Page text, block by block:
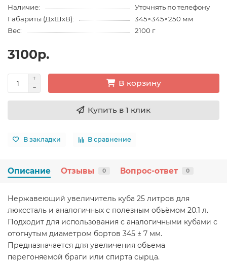
Наличие:
Уточнять по телефону
Габариты (ДхШхВ):
345×345×250 мм
Вес:
2100 г
3100р.
В корзину
Купить в 1 клик
В закладки В сравнение
Описание Отзывы 0 Вопрос-ответ 0
Нержавеющий увеличитель куба 25 литров для
люкссталь и аналогичных с полезным объёмом 20.1 л.
Подходит для использования с аналогичными кубами с
отогнутым диаметром бортов 345 ± 7 мм.
Предназначается для увеличения объема
перегоняемой браги или спирта сырца.